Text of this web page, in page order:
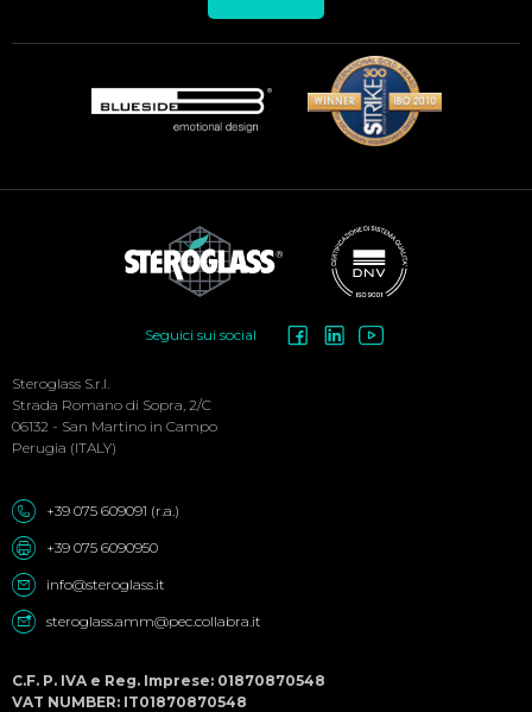
Menu
Seguici sui social
Steroglass S.r.l.
Strada Romano di Sopra, 2/C
06132 - San Martino in Campo
Perugia (ITALY)
+39 075 609091 (r.a.)
+39 075 6090950
info@steroglass.it
steroglass.amm@pec.collabra.it
C.F. P. IVA e Reg. Imprese: 01870870548
VAT NUMBER: IT01870870548